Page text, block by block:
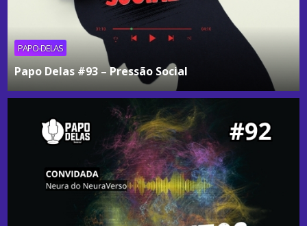
PAPO-DELAS
Papo Delas #93 – Pressão Social